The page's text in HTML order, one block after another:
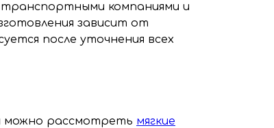
компаниями и
зависит от
после уточнения всех
можно рассмотреть мягкие